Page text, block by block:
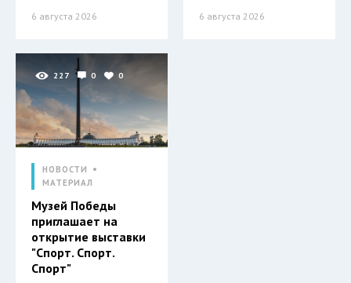
6 августа 2026 6 августа 2026
227 0 0
НОВОСТИ
МАТЕРИАЛ
Музей Победы
приглашает на
открытие выставки
"Спорт. Спорт.
Спорт"